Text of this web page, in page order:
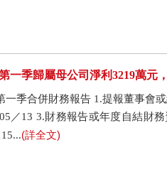
一季歸屬母公司淨利3219萬元
一季合併財務報告 1.提報董事會
／13 3.財務報告或年度自結財
(詳全文)